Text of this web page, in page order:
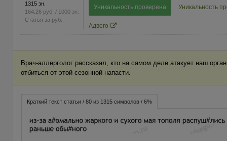
1315 зн.
164.26 руб. / 1000 зн.
Статья за руб.
Уникальность проверена Уникальность
Адвего
Врач-аллерголог рассказал, кто на самом деле атакует наш
отбиться от этой сезонной напасти.
Краткий текст статьи / 80 из 1315 символов / 6%